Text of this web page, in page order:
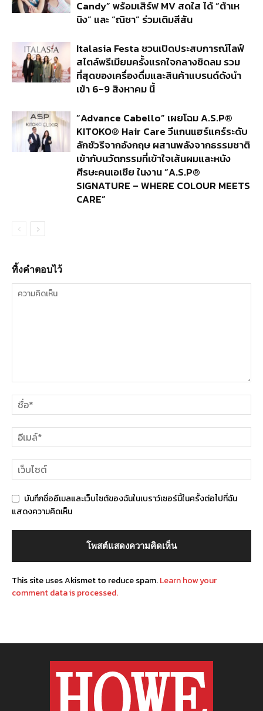
Candy” พร้อมเสิร์ฟ MV สดใส ได้ “ต้าเห
นิง” และ “ณิชา” ร่วมเติมสีสัน
Italasia Festa ชวนเปิดประสบการณ์ไลฟ์
สไตล์พรีเมียมครั้งแรกใจกลางชิดลม รวม
ที่สุดของเครื่องดื่มและสินค้าแบรนด์ดังนำ
เข้า 6-9 สิงหาคม นี้
“Advance Cabello” เผยโฉม A.S.P®
KITOKO® Hair Care วีแกนแฮร์แคร์ระดับ
ลักชัวรีจากอังกฤษ ผสานพลังจากธรรมชาติ
เข้ากับนวัตกรรมที่เข้าใจเส้นผมและหนัง
ศีรษะคนเอเชีย ในงาน “A.S.P®
SIGNATURE – WHERE COLOUR MEETS
CARE”
ทิ้งคำตอบไว้
บันทึกชื่ออีเมลและเว็บไซต์ของฉันในเบราว์เซอร์นี้ในครั้งต่อไปที่ฉัน
แสดงความคิดเห็น
This site uses Akismet to reduce spam.Learn how your
comment data is processed.